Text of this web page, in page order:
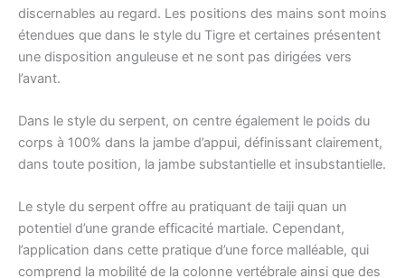
discernables au regard. Les positions des mains sont moins
étendues que dans le style du Tigre et certaines présentent
une disposition anguleuse et ne sont pas dirigées vers
l’avant.
Dans le style du serpent, on centre également le poids du
corps à 100% dans la jambe d’appui, définissant clairement,
dans toute position, la jambe substantielle et insubstantielle.
Le style du serpent offre au pratiquant de taiji quan un
potentiel d’une grande efficacité martiale. Cependant,
l’application dans cette pratique d’une force malléable, qui
comprend la mobilité de la colonne vertébrale ainsi que des